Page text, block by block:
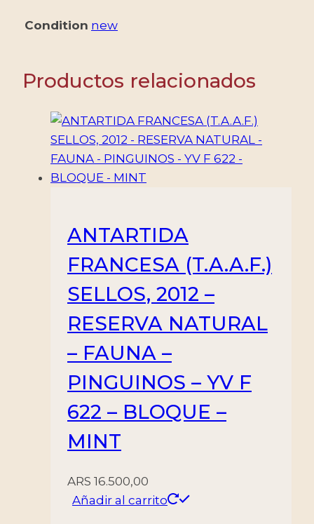
YV
2
MINT
cantidad
Condition new
Productos relacionados
ANTARTIDA
FRANCESA (T.A.A.F.)
SELLOS, 2012 –
RESERVA NATURAL
– FAUNA –
PINGUINOS – YV F
622 – BLOQUE –
MINT
ARS 16.500,00
Añadir al carrito